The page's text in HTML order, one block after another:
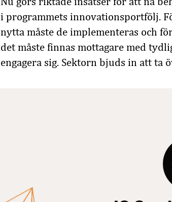
i programmets innovationsportfölj.
nytta måste de implementeras och
det måste finnas mottagare med
engagera sig. Sektorn bjuds in att ta